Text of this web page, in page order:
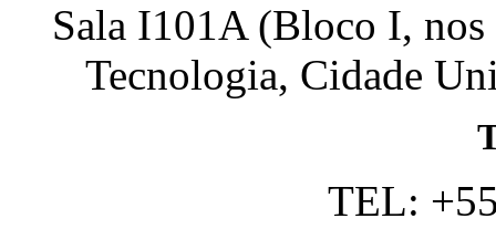
Sala I101A (Bloco I,
Tecnologia, Cidade
TEL: